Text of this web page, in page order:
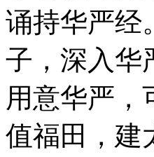
诵持华严经
子，深入华
用意华严，
值福田，建